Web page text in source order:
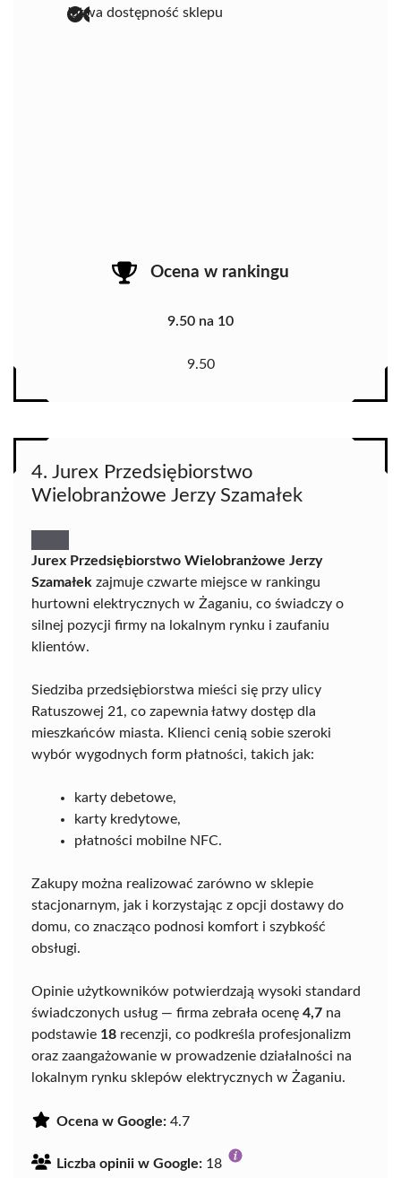
łatwa dostępność sklepu
Ocena w rankingu
9.50 na 10
9.50
4. Jurex Przedsiębiorstwo
Wielobranżowe Jerzy Szamałek
Jurex Przedsiębiorstwo Wielobranżowe Jerzy
Szamałek zajmuje czwarte miejsce w rankingu
hurtowni elektrycznych w Żaganiu, co świadczy o
silnej pozycji firmy na lokalnym rynku i zaufaniu
klientów.
Siedziba przedsiębiorstwa mieści się przy ulicy
Ratuszowej 21, co zapewnia łatwy dostęp dla
mieszkańców miasta. Klienci cenią sobie szeroki
wybór wygodnych form płatności, takich jak:
karty debetowe,
karty kredytowe,
płatności mobilne NFC.
Zakupy można realizować zarówno w sklepie
stacjonarnym, jak i korzystając z opcji dostawy do
domu, co znacząco podnosi komfort i szybkość
obsługi.
Opinie użytkowników potwierdzają wysoki standard
świadczonych usług — firma zebrała ocenę 4,7 na
podstawie 18 recenzji, co podkreśla profesjonalizm
oraz zaangażowanie w prowadzenie działalności na
lokalnym rynku sklepów elektrycznych w Żaganiu.
Ocena w Google: 4.7
Liczba opinii w Google: 18